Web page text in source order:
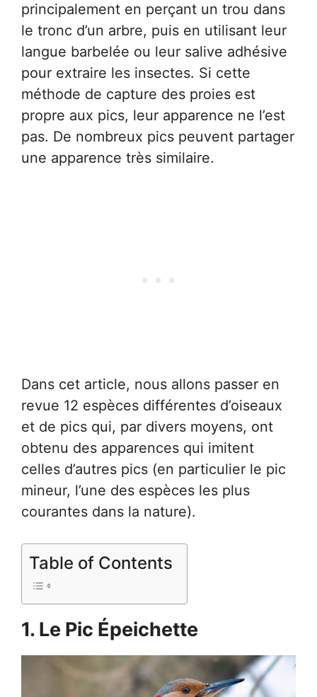
principalement en perçant un trou dans
le tronc d’un arbre, puis en utilisant leur
langue barbelée ou leur salive adhésive
pour extraire les insectes. Si cette
méthode de capture des proies est
propre aux pics, leur apparence ne l’est
pas. De nombreux pics peuvent partager
une apparence très similaire.
Dans cet article, nous allons passer en
revue 12 espèces différentes d’oiseaux
et de pics qui, par divers moyens, ont
obtenu des apparences qui imitent
celles d’autres pics (en particulier le pic
mineur, l’une des espèces les plus
courantes dans la nature).
Table of Contents
1. Le Pic Épeichette